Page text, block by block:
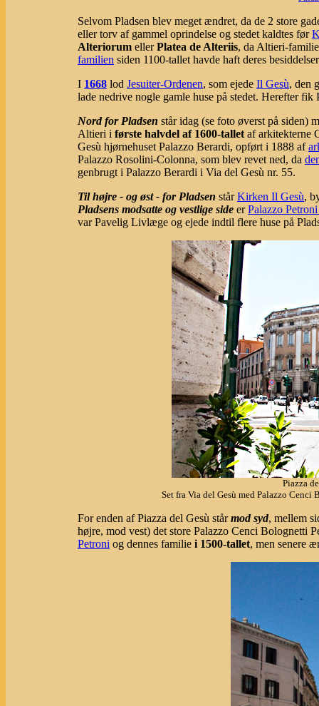
Selvom Pladsen blev meget ændret, da de 2 store
eller torv af gammel oprindelse og stedet kaldtes før
Alteriorum ellerPlatea de Alteriis, da Altieri-
familien siden 1100-tallet havde haft deres
I 1668 lod Jesuiter-Ordenen, som ejede Il Gesù, den
lade nedrive nogle gamle huse på stedet. Herefter fik
Nord for Pladsen står idag (se foto øverst på siden)
Altieri i første halvdel af 1600-tallet af arkitekterne
Gesù hjørnehuset Palazzo Berardi, opført i 1888 af
Palazzo Rosolini-Colonna, som blev revet ned, da
genbrugt i Palazzo Berardi i Via del Gesù nr. 55.
Til højre - og øst - for Pladsen stårKirken Il Gesù,
Pladsens modsatte og vestlige side erPalazzo
var Pavelig Livlæge og ejede indtil flere huse på
Piazza
Set fra Via del Gesù med Palazzo
For enden af Piazza del Gesù stårmod syd, mellem
højre, mod vest) det store Palazzo Cenci
Petroni og dennes familie i 1500-tallet, men senere